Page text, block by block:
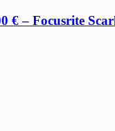
€ – Focusrite